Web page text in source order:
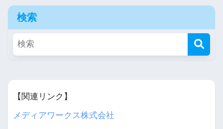
検索
【関連リンク】
メディアワークス株式会社